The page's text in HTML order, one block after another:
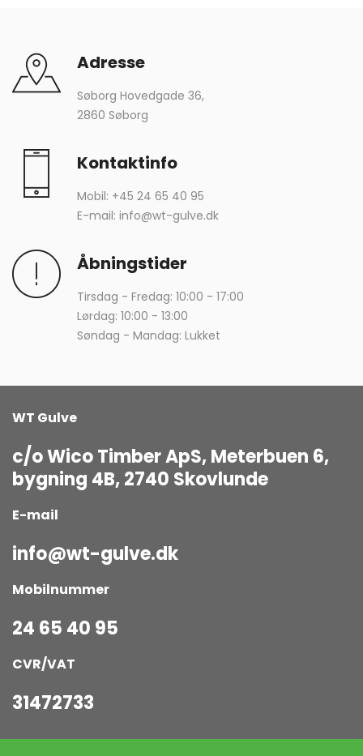
Adresse
Søborg Hovedgade 36,
2860 Søborg
Kontaktinfo
Mobil: +45 24 65 40 95
E-mail: info@wt-gulve.dk
Åbningstider
Tirsdag - Fredag: 10:00 - 17:00
Lørdag: 10:00 - 13:00
Søndag - Mandag: Lukket
WT Gulve
c/o Wico Timber ApS, Meterbuen 6,
bygning 4B, 2740 Skovlunde
E-mail
info@wt-gulve.dk
Mobilnummer
24 65 40 95
CVR/VAT
31472733